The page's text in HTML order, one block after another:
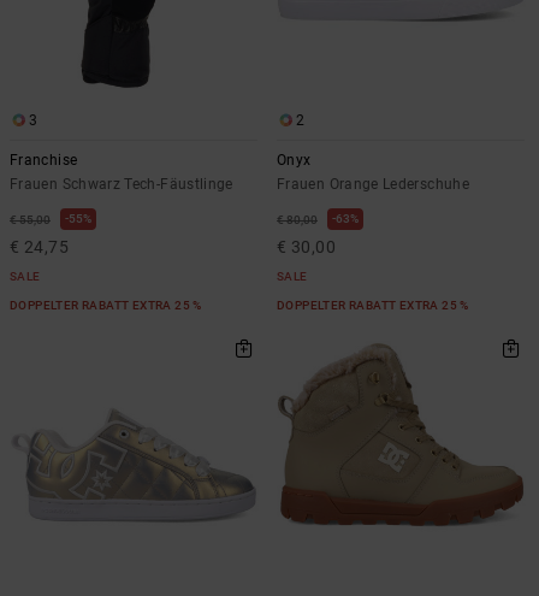
3
Franchise
Frauen Schwarz Tech-Fäustlinge
€ 55,00 55%
€ 24,75
SALE
DOPPELTER RABATT EXTRA 25 %
2
Onyx
Frauen Orange Lederschuhe
€ 80,00 63%
€ 30,00
SALE
DOPPELTER RABATT EXTRA 25 %